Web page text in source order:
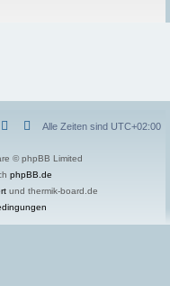
Alle Zeiten sind UTC+02:00
© phpBB Limited
phpBB.de
und thermik-board.de